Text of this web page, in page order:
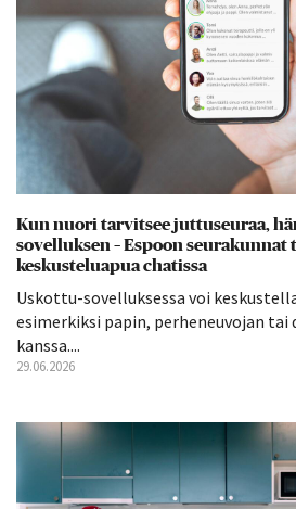
Kun nuori tarvitsee juttuseuraa,
sovelluksen – Espoon
keskusteluapua chatissa
Uskottu-sovelluksessa voi
esimerkiksi papin, perheneuvojan
kanssa....
29.06.2026